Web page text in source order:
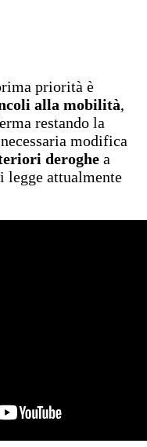
priorità è
alla mobilità,
restando la
modifica
deroghe a
legge attualmente